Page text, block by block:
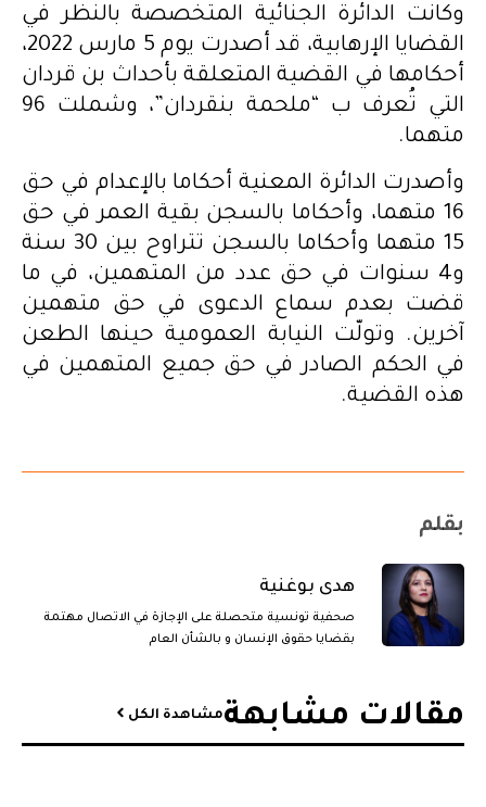
وكانت الدائرة الجنائية المتخصصة بالنظر في
القضايا الإرهابية، قد أصدرت يوم 5 مارس 2022،
أحكامها في القضية المتعلقة بأحداث بن قردان
التي تُعرف ب “ملحمة بنقردان”، وشملت 96
متهما.
وأصدرت الدائرة المعنية أحكاما بالإعدام في حق
16 متهما، وأحكاما بالسجن بقية العمر في حق
15 متهما وأحكاما بالسجن تتراوح بين 30 سنة
و4 سنوات في حق عدد من المتهمين، في ما
قضت بعدم سماع الدعوى في حق متهمين
آخرين. وتولّت النيابة العمومية حينها الطعن
في الحكم الصادر في حق جميع المتهمين في
هذه القضية.
بقلم
هدى بوغنية
صحفية تونسية متحصلة على الإجازة في الاتصال مهتمة
بقضايا حقوق الإنسان و بالشأن العام
مقالات مشابهة​مشاهدة الكل